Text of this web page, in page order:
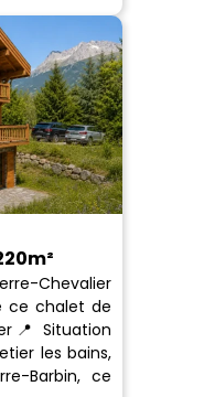
Chevalier
ce chalet de
Situation
les bains,
Barbin, ce